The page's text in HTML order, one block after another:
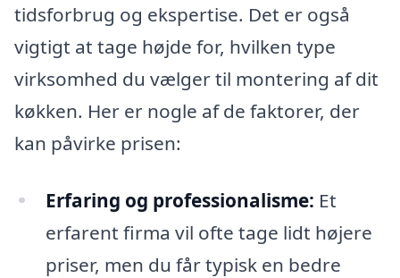
tidsforbrug og ekspertise. Det er også
vigtigt at tage højde for, hvilken type
virksomhed du vælger til montering af dit
køkken. Her er nogle af de faktorer, der
kan påvirke prisen:
Erfaring og professionalisme: Et
erfarent firma vil ofte tage lidt højere
priser, men du får typisk en bedre